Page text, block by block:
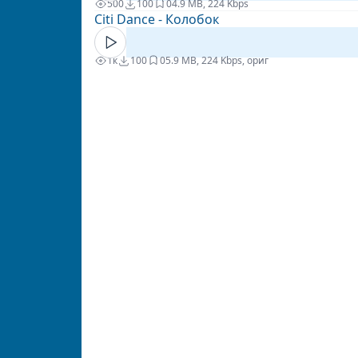
500 100 04.9 MB, 224 Kbps
Citi Dance - Колобок
1к 100 05.9 MB, 224 Kbps, ориг